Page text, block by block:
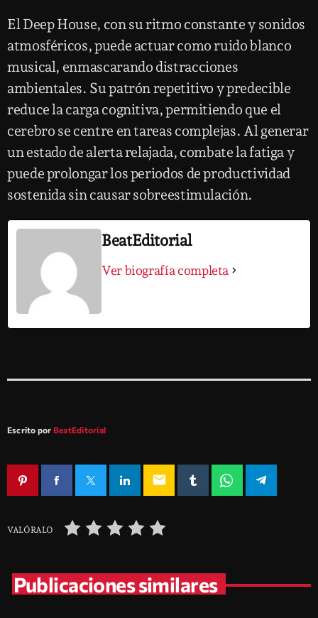
El Deep House, con su ritmo constante y sonidos
atmosféricos, puede actuar como ruido blanco
musical, enmascarando distracciones
ambientales. Su patrón repetitivo y predecible
reduce la carga cognitiva, permitiendo que el
cerebro se centre en tareas complejas. Al generar
un estado de alerta relajada, combate la fatiga y
puede prolongar los periodos de productividad
sostenida sin causar sobreestimulación.
BeatEditorial
Ver biografía completa
Escrito por BeatEditorial
email
VALÓRALO
Publicaciones similares